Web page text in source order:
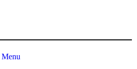
Menu